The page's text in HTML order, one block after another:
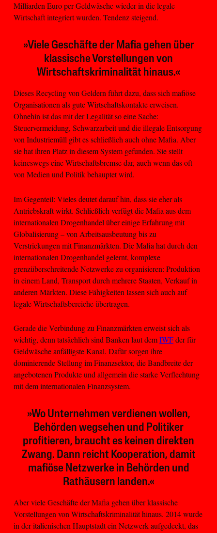
Milliarden Euro per Geldwäsche wieder in die legale
Wirtschaft integriert wurden. Tendenz steigend.
»Viele Geschäfte der Mafia gehen über
klassische Vorstellungen von
Wirtschaftskriminalität hinaus.«
Dieses Recycling von Geldern führt dazu, dass sich mafiöse
Organisationen als gute Wirtschaftskontakte erweisen.
Ohnehin ist das mit der Legalität so eine Sache:
Steuervermeidung, Schwarzarbeit und die illegale Entsorgung
von Industriemüll gibt es schließlich auch ohne Mafia. Aber
sie hat ihren Platz in diesem System gefunden. Sie stellt
keineswegs eine Wirtschaftsbremse dar, auch wenn das oft
von Medien und Politik behauptet wird.
Im Gegenteil: Vieles deutet darauf hin, dass sie eher als
Antriebskraft wirkt. Schließlich verfügt die Mafia aus dem
internationalen Drogenhandel über einige Erfahrung mit
Globalisierung – von Arbeitsausbeutung bis zu
Verstrickungen mit Finanzmärkten. Die Mafia hat durch den
internationalen Drogenhandel gelernt, komplexe
grenzüberschreitende Netzwerke zu organisieren: Produktion
in einem Land, Transport durch mehrere Staaten, Verkauf in
anderen Märkten. Diese Fähigkeiten lassen sich auch auf
legale Wirtschaftsbereiche übertragen.
Gerade die Verbindung zu Finanzmärkten erweist sich als
wichtig, denn tatsächlich sind Banken laut demIWFder für
Geldwäsche anfälligste Kanal. Dafür sorgen ihre
dominierende Stellung im Finanzsektor, die Bandbreite der
angebotenen Produkte und allgemein die starke Verflechtung
mit dem internationalen Finanzsystem.
»Wo Unternehmen verdienen wollen,
Behörden wegsehen und Politiker
profitieren, braucht es keinen direkten
Zwang. Dann reicht Kooperation, damit
mafiöse Netzwerke in Behörden und
Rathäusern landen.«
Aber viele Geschäfte der Mafia gehen über klassische
Vorstellungen von Wirtschaftskriminalität hinaus. 2014 wurde
in der italienischen Hauptstadt ein Netzwerk aufgedeckt, das